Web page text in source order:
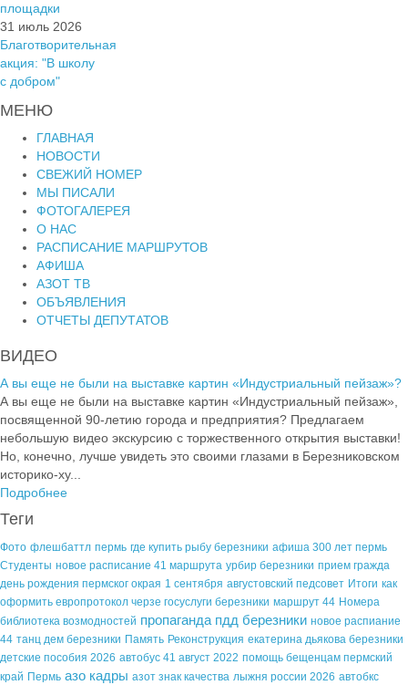
площадки
31 июль 2026
Благотворительная
акция: "В школу
с добром"
МЕНЮ
ГЛАВНАЯ
НОВОСТИ
СВЕЖИЙ НОМЕР
МЫ ПИСАЛИ
ФОТОГАЛЕРЕЯ
О НАС
РАСПИСАНИЕ МАРШРУТОВ
АФИША
АЗОТ ТВ
ОБЪЯВЛЕНИЯ
ОТЧЕТЫ ДЕПУТАТОВ
ВИДЕО
А вы еще не были на выставке картин «Индустриальный пейзаж»?
А вы еще не были на выставке картин «Индустриальный пейзаж»,
посвященной 90-летию города и предприятия? Предлагаем
небольшую видео экскурсию с торжественного открытия выставки!
Но, конечно, лучше увидеть это своими глазами в Березниковском
историко-ху...
Подробнее
Теги
Фото флешбаттл пермь где купить рыбу березники афиша 300 лет пермь
Студенты новое расписание 41 маршрута урбир березники прием гражда
день рождения пермског окрая 1 сентября августовский педсовет Итоги как
оформить европротокол черзе госуслуги березники маршрут 44 Номера
библиотека возмодностей пропаганда пдд березники новое распиание
44 танц дем березники Память Реконструкция екатерина дьякова березники
детские пособия 2026 автобус 41 август 2022 помощь бещенцам пермский
край Пермь азо кадры азот знак качества лыжня россии 2026 автобкс